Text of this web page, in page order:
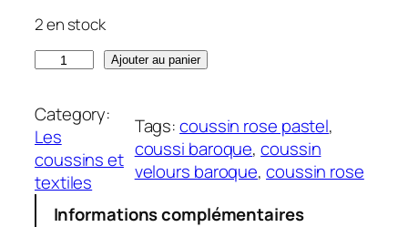
2 en stock
a
n
t
i
t
Ajouter au panier
Category:
Les
coussins et
textiles
Tags:coussin rose pastel
coussi baroque, coussin
velours baroque, coussin rose
Informations complémentaires